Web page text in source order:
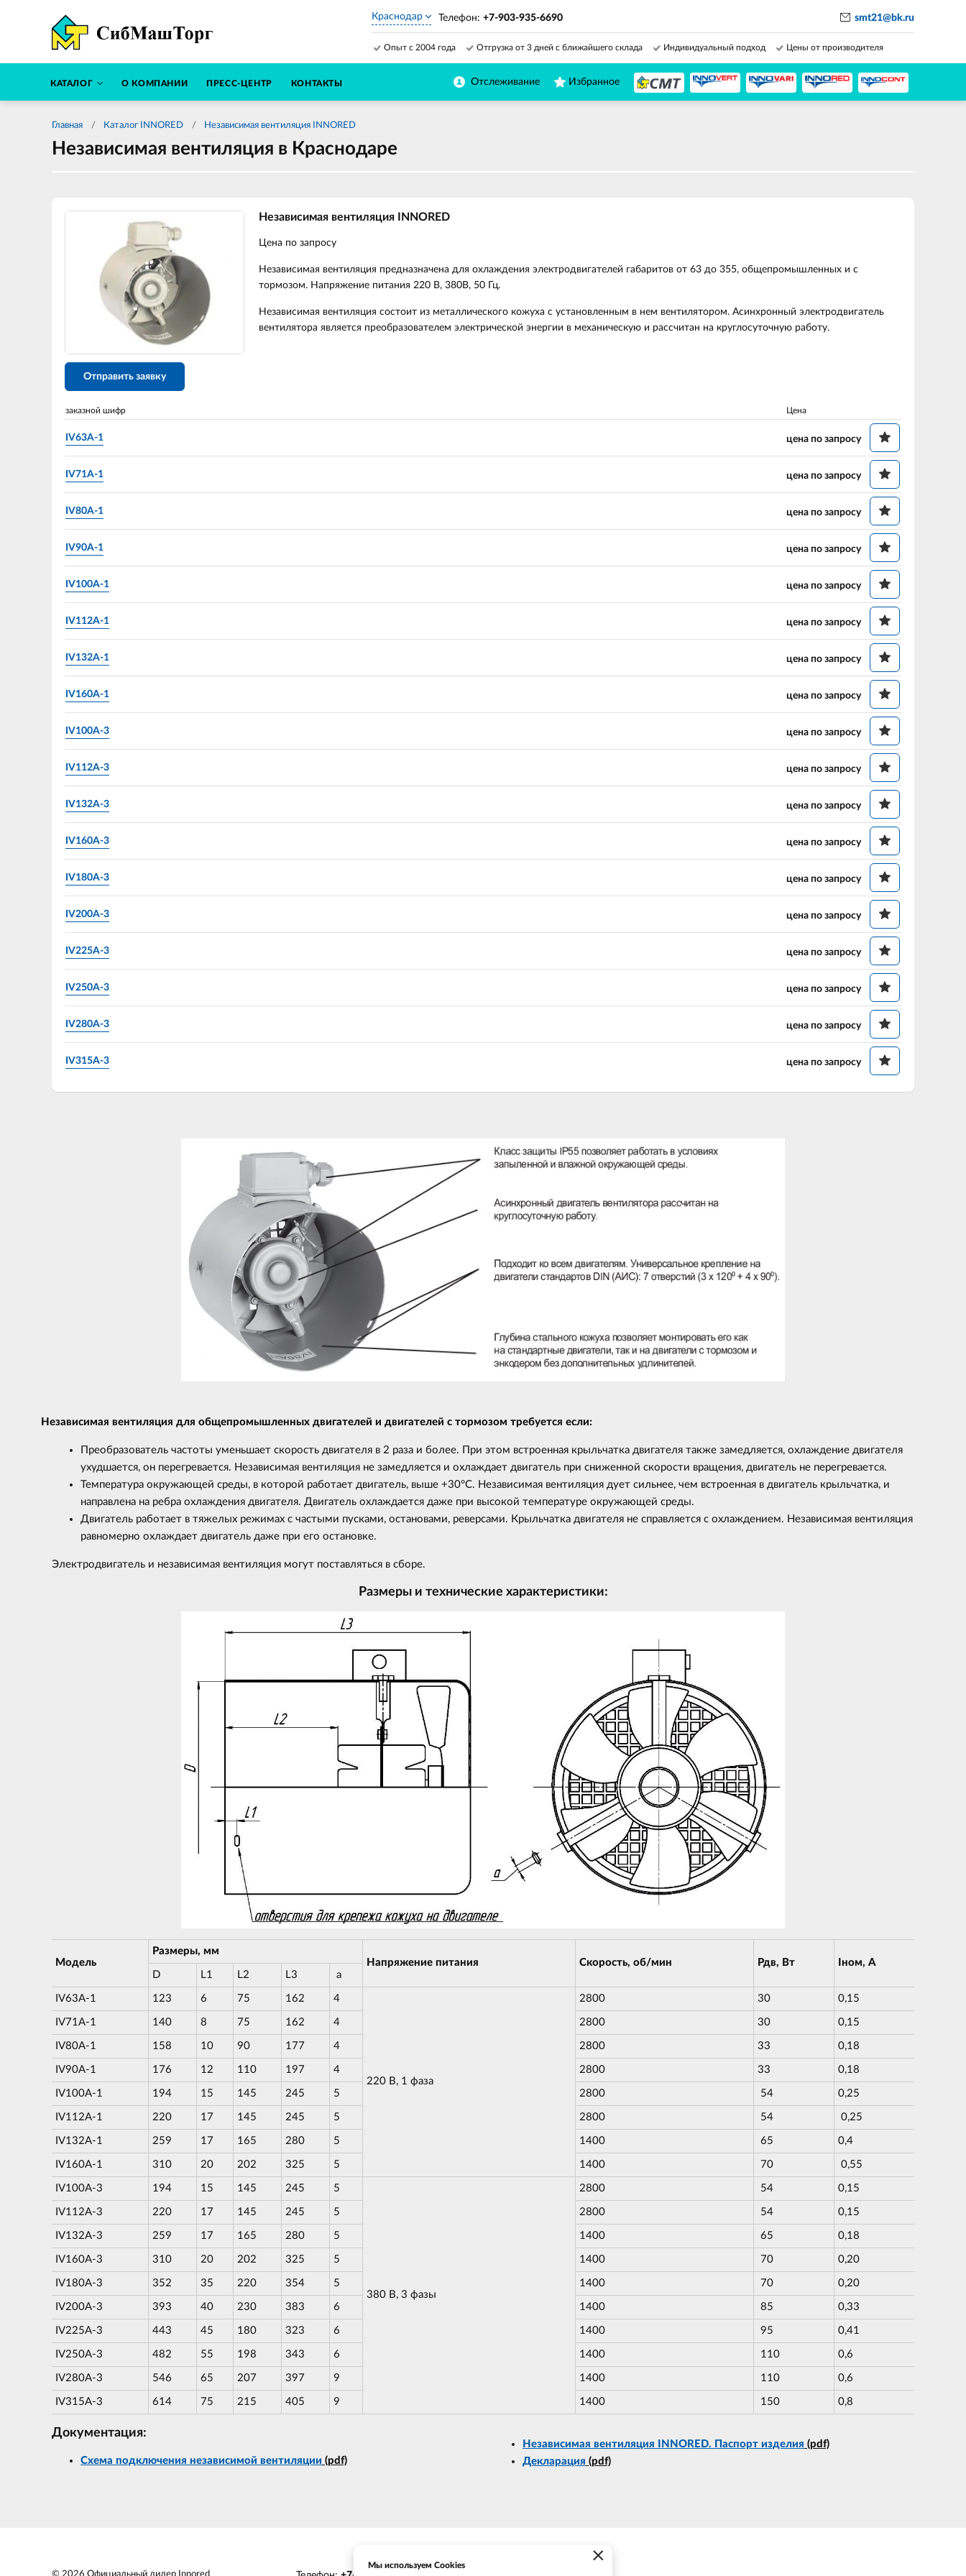
Краснодар Телефон: +7-903-935-6690
Отслеживание Избранное
Опыт с 2004 года Отгрузка от 3 дней с ближайшего склада Индивидуальный подход Цены от производителя
КАТАЛОГ О КОМПАНИИ ПРЕСС-ЦЕНТР КОНТАКТЫ
smt21@bk.ru
Главная Каталог INNORED Независимая вентиляция INNORED
Независимая вентиляция в Краснодаре
Независимая вентиляция INNORED
Цена по запросу
Независимая вентиляция предназначена для охлаждения электродвигателей габаритов от 63 до 355, общепромышленных и с
тормозом. Напряжение питания 220 В, 380В, 50 Гц.
Независимая вентиляция состоит из металлического кожуха с установленным в нем вентилятором. Асинхронный электродвигатель
вентилятора является преобразователем электрической энергии в механическую и рассчитан на круглосуточную работу.
Отправить заявку
заказной шифр Цена
IV63A-1 цена по запросу
IV71A-1 цена по запросу
IV80A-1 цена по запросу
IV90A-1 цена по запросу
IV100A-1 цена по запросу
IV112A-1 цена по запросу
IV132A-1 цена по запросу
IV160A-1 цена по запросу
IV100A-3 цена по запросу
IV112A-3 цена по запросу
IV132A-3 цена по запросу
IV160A-3 цена по запросу
IV180A-3 цена по запросу
IV200A-3 цена по запросу
IV225A-3 цена по запросу
IV250A-3 цена по запросу
IV280A-3 цена по запросу
IV315A-3 цена по запросу
Независимая вентиляция для общепромышленных двигателей и двигателей с тормозом требуется если:
Преобразователь частоты уменьшает скорость двигателя в 2 раза и более. При этом встроенная крыльчатка двигателя также замедляется, охлаждение двигателя
ухудшается, он перегревается. Независимая вентиляция не замедляется и охлаждает двигатель при сниженной скорости вращения, двигатель не перегревается.
Температура окружающей среды, в которой работает двигатель, выше +30°С. Независимая вентиляция дует сильнее, чем встроенная в двигатель крыльчатка, и
направлена на ребра охлаждения двигателя. Двигатель охлаждается даже при высокой температуре окружающей среды.
Двигатель работает в тяжелых режимах с частыми пусками, остановами, реверсами. Крыльчатка двигателя не справляется с охлаждением. Независимая вентиляция
равномерно охлаждает двигатель даже при его остановке.
Электродвигатель и независимая вентиляция могут поставляться в сборе.
Размеры и технические характеристики:
Модель
Размеры, мм
Напряжение питания
Скорость, об/мин Рдв, Вт
Iном, А
D
L1 L2 L3 a
IV63A-1 123 6 75 162 4
220 В, 1 фаза
2800 30 0,15
IV71A-1 140 8 75 162 4 2800 30 0,15
IV80A-1 158 10 90 177 4 2800 33 0,18
IV90A-1 176 12 110 197 4 2800 33 0,18
IV100A-1 194 15 145 245 5 2800 54 0,25
IV112A-1 220 17 145 245 5 2800 54 0,25
IV132A-1 259 17 165 280 5 1400 65 0,4
IV160A-1 310 20 202 325 5 1400 70 0,55
IV100A-3 194 15 145 245 5
380 В, 3 фазы
2800 54 0,15
IV112A-3 220 17 145 245 5 2800 54 0,15
IV132A-3 259 17 165 280 5 1400 65 0,18
IV160A-3 310 20 202 325 5 1400 70 0,20
IV180A-3 352 35 220 354 5 1400 70 0,20
IV200A-3 393 40 230 383 6 1400 85 0,33
IV225A-3 443 45 180 323 6 1400 95 0,41
IV250A-3 482 55 198 343 6 1400 110 0,6
IV280A-3 546 65 207 397 9 1400 110 0,6
IV315A-3 614 75 215 405 9 1400 150 0,8
Документация:
Схема подключения независимой вентиляции (pdf)
Независимая вентиляция INNORED. Паспорт изделия (pdf)
Декларация (pdf)
×
Мы используем Cookies